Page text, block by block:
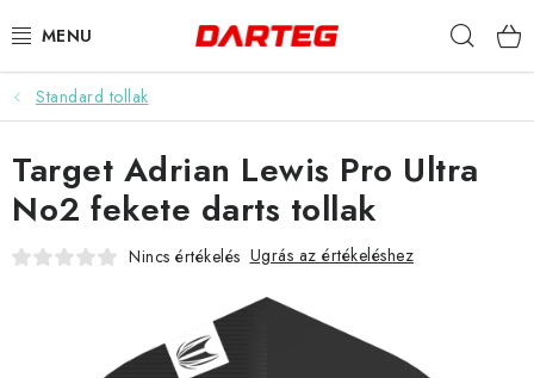
tartalomhoz
DARTS
DARTS TÁBLÁK
TARTOZÉKOK A TÁBLÁKHOZ
Standard tollak
Target Adrian Lewis Pro Ultra
No2 fekete darts tollak
Nincs értékelés Ugrás az értékeléshez